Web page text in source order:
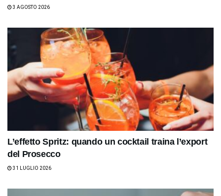
3 AGOSTO 2026
L’effetto Spritz: quando un cocktail traina l’export
del Prosecco
31 LUGLIO 2026